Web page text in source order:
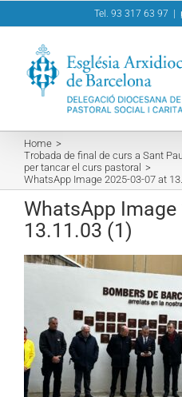
to
Tel. 93 317 63 97
Home
Trobada de final de curs a Sant
per tancar el curs pastoral
WhatsApp Image 2025-03-07 at
WhatsApp
13.11.03 (1)